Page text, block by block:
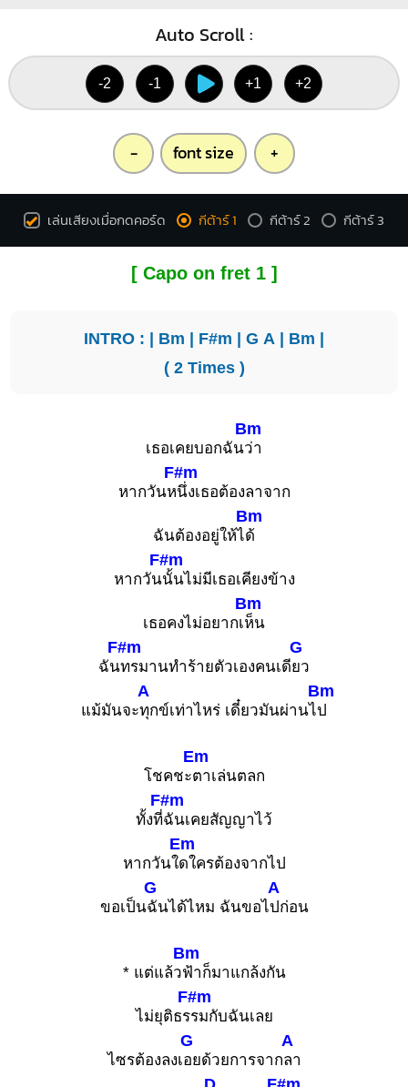
Auto Scroll :
-2 -1 +1 +2
- font size +
เล่นเสียงเมื่อกดคอร์ด กีต้าร์ 1 กีต้าร์ 2 กีต้าร์ 3
[ Capo on fret 1 ]
INTRO : | Bm | F#m | G A | Bm |
( 2 Times )
เธอเคยบอกฉัน
Bm
ว่า
หากวันห
F#m
นึ่งเธอต้องลาจาก
ฉันต้องอยู่ให้ไ
Bm
ด้
หากวัน
F#m
นั้นไม่มีเธอเคียงข้าง
เธอคงไม่อยากเ
Bm
ห็น
ฉัน
F#m
ทรมานทำร้ายตัวเองคนเดี
G
ยว
แม้มันจะ
A
ทุกข์เท่าไหร่ เดี๋ยวมันผ่านไ
Bm
ป
โชคชะ
Em
ตาเล่นตลก
ทั้งที่
F#m
ฉันเคยสัญญาไว้
หากวันใ
Em
ดใครต้องจากไป
ขอเป็น
G
ฉันได้ไหม ฉันขอไ
A
ปก่อน
* แต่แล้ว
Bm
ฟ้าก็มาแกล้งกัน
ไม่ยุติธร
F#m
รมกับฉันเลย
ไซรต้องลงเ
G
อยด้วยการจาก
A
ลา